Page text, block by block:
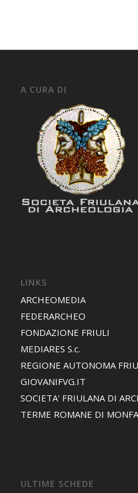
A CURA DI
LINKS
ARCHEOMEDIA
FEDERARCHEO
FONDAZIONE FRIULI
MEDIARES S.c.
REGIONE AUTONOMA
GIOVANIFVG.IT
SOCIETA' FRIULANA DI
TERME ROMANE DI
ULTIME SCHEDE